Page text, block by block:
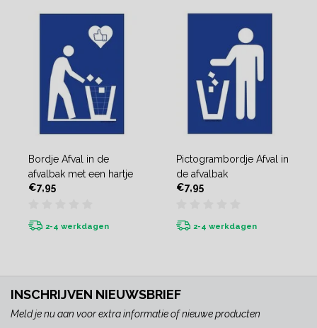
Bordje Afval in de
afvalbak met een hartje
€7,95
2-4 werkdagen
Pictogrambordje Afval in
de afvalbak
€7,95
2-4 werkdagen
INSCHRIJVEN NIEUWSBRIEF
Meld je nu aan voor extra informatie of nieuwe producten